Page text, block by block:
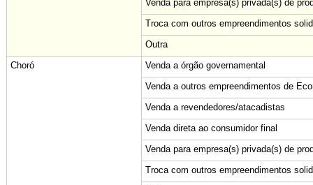
Venda para empresa(s) privada(s) de
Troca com outros empreendimentos
Outra
Choró
Venda a órgão governamental
Venda a outros empreendimentos de
Venda a revendedores/atacadistas
Venda direta ao consumidor final
Venda para empresa(s) privada(s) de
Troca com outros empreendimentos